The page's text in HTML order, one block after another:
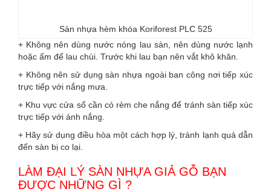
Sàn nhựa hèm khóa Koriforest PLC 525
+ Không nên dùng nước nóng lau sàn, nên dùng nước lạnh
hoặc ấm để lau chùi. Trước khi lau bạn nên vắt khô khăn.
+ Không nên sử dụng sàn nhựa ngoài ban công nơi tiếp xúc
trực tiếp với nắng mưa.
+ Khu vực cửa sổ cần có rèm che nắng để tránh sàn tiếp xúc
trực tiếp với ánh nắng.
+ Hãy sử dụng điều hòa một cách hợp lý, tránh lạnh quá dẫn
đến sàn bị co lại.
LÀM ĐẠI LÝ SÀN NHỰA GIẢ GỖ BẠN
ĐƯỢC NHỮNG GÌ ?